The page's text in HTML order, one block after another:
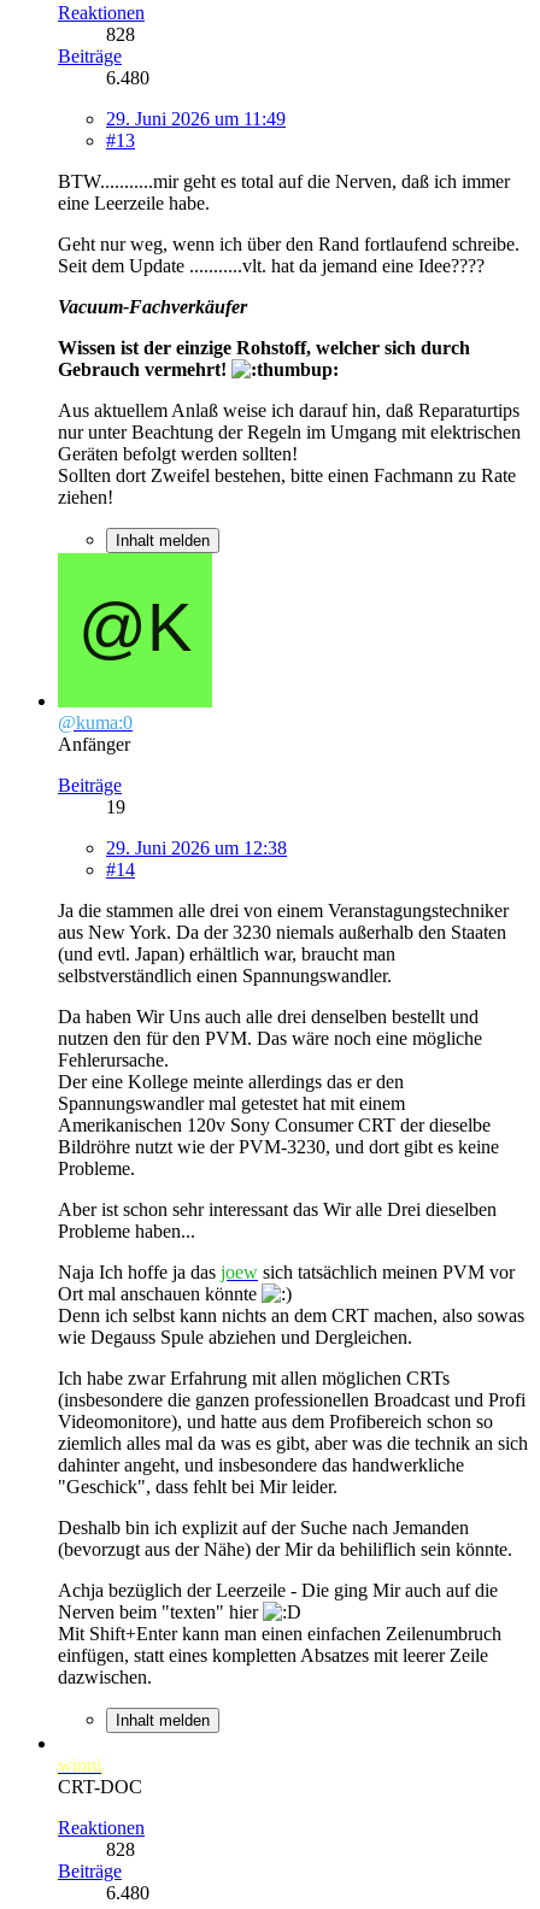
Reaktionen
828
Beiträge
6.480
29. Juni 2026 um 11:49
#13
BTW...........mir geht es total auf die Nerven, daß ich immer
eine Leerzeile habe.
Geht nur weg, wenn ich über den Rand fortlaufend schreibe.
Seit dem Update ...........vlt. hat da jemand eine Idee????
Vacuum-Fachverkäufer
Wissen ist der einzige Rohstoff, welcher sich durch
Gebrauch vermehrt!
Aus aktuellem Anlaß weise ich darauf hin, daß Reparaturtips
nur unter Beachtung der Regeln im Umgang mit elektrischen
Geräten befolgt werden sollten!
Sollten dort Zweifel bestehen, bitte einen Fachmann zu Rate
ziehen!
Inhalt melden
@kuma:0
Anfänger
Beiträge
19
29. Juni 2026 um 12:38
#14
Ja die stammen alle drei von einem Veranstagungstechniker
aus New York. Da der 3230 niemals außerhalb den Staaten
(und evtl. Japan) erhältlich war, braucht man
selbstverständlich einen Spannungswandler.
Da haben Wir Uns auch alle drei denselben bestellt und
nutzen den für den PVM. Das wäre noch eine mögliche
Fehlerursache.
Der eine Kollege meinte allerdings das er den
Spannungswandler mal getestet hat mit einem
Amerikanischen 120v Sony Consumer CRT der dieselbe
Bildröhre nutzt wie der PVM-3230, und dort gibt es keine
Probleme.
Aber ist schon sehr interessant das Wir alle Drei dieselben
Probleme haben...
Naja Ich hoffe ja das joew sich tatsächlich meinen PVM vor
Ort mal anschauen könnte
Denn ich selbst kann nichts an dem CRT machen, also sowas
wie Degauss Spule abziehen und Dergleichen.
Ich habe zwar Erfahrung mit allen möglichen CRTs
(insbesondere die ganzen professionellen Broadcast und Profi
Videomonitore), und hatte aus dem Profibereich schon so
ziemlich alles mal da was es gibt, aber was die technik an sich
dahinter angeht, und insbesondere das handwerkliche
"Geschick", dass fehlt bei Mir leider.
Deshalb bin ich explizit auf der Suche nach Jemanden
(bevorzugt aus der Nähe) der Mir da behiliflich sein könnte.
Achja bezüglich der Leerzeile - Die ging Mir auch auf die
Nerven beim "texten" hier
Mit Shift+Enter kann man einen einfachen Zeilenumbruch
einfügen, statt eines kompletten Absatzes mit leerer Zeile
dazwischen.
Inhalt melden
winni
CRT-DOC
Reaktionen
828
Beiträge
6.480